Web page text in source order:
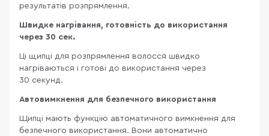
результатів розпрямлення.
Швидке нагрівання, готовність до використання
через 30 сек.
Ці щипці для розпрямлення волосся швидко
нагріваються і готові до використання через
30 секунд.
Автовимкнення для безпечного використання
Щипці мають функцію автоматичного вимкнення для
безпечного використання. Вони автоматично